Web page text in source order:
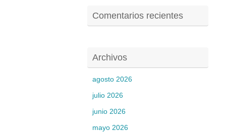
Comentarios recientes
Archivos
agosto 2026
julio 2026
junio 2026
mayo 2026